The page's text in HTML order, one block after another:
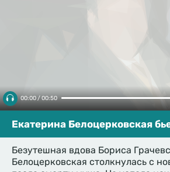
00:00 / 00:50
Екатерина Белоцерковская
Безутешная вдова Бориса
Белоцерковская столкнулась с